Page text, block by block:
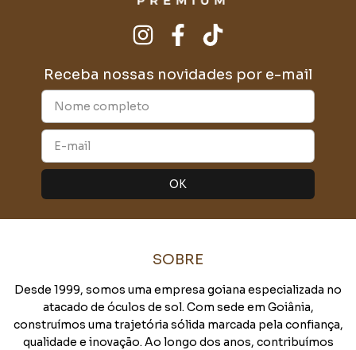
Receba nossas novidades por e-mail
SOBRE
Desde 1999, somos uma empresa goiana especializada no
atacado de óculos de sol. Com sede em Goiânia,
construímos uma trajetória sólida marcada pela confiança,
qualidade e inovação. Ao longo dos anos, contribuímos